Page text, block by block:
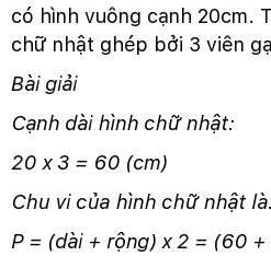
có hình vuông cạnh 20cm.
chữ nhật ghép bởi 3 viên
Bài giải
Cạnh dài hình chữ nhật:
20 x 3 = 60 (cm)
Chu vi của hình chữ nhật
P = (dài + rộng) x 2 = (60